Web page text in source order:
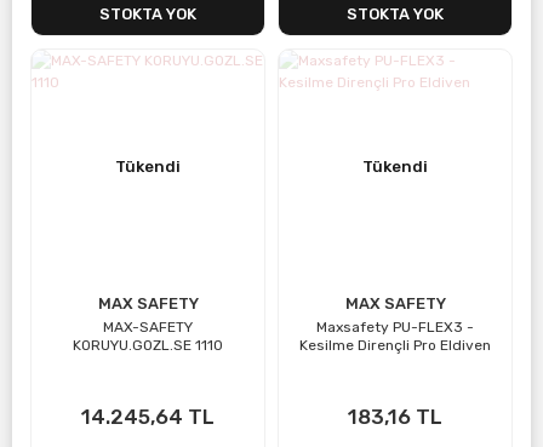
STOKTA YOK STOKTA YOK
Tükendi
MAX SAFETY
MAX-SAFETY
KORUYU.GOZL.SE 1110
14.245,64 TL
Tükendi
MAX SAFETY
Maxsafety PU-FLEX3 -
Kesilme Dirençli Pro Eldiven
183,16 TL